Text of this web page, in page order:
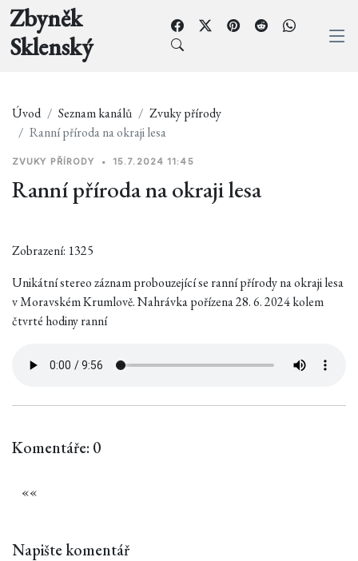
Zbyněk
Sklenský
Úvod Seznam kanálů
Zvuky přírody
Ranní příroda na okraji lesa
ZVUKY PŘÍRODY • 15.7.2024 11:45
Ranní příroda na okraji lesa
Zobrazení: 1325
Unikátní stereo záznam probouzející se ranní přírody na okraji lesa
v Moravském Krumlově. Nahrávka pořízena 28. 6. 2024 kolem
čtvrté hodiny ranní
Komentáře: 0
««
Napište komentář